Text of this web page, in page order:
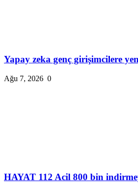
Yapay zeka genç girişimcilere
Ağu 7, 2026 0
HAYAT 112 Acil 800 bin